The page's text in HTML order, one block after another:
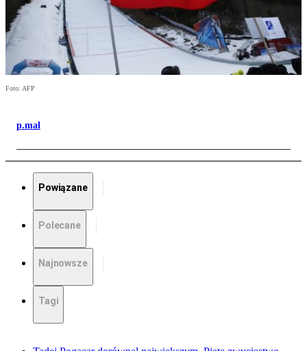
Foto: AFP
p.mal
Powiązane
Polecane
Najnowsze
Tagi